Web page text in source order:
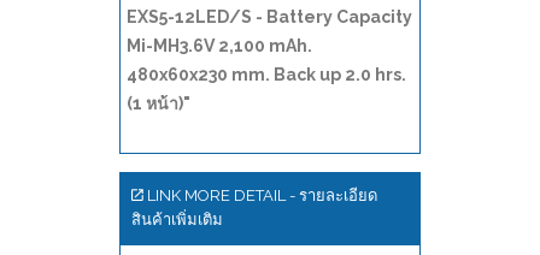
EXS5-12LED/S - Battery Capacity
Mi-MH3.6V 2,100 mAh.
480x60x230 mm. Back up 2.0 hrs.
(1 หน้า)"
LINK MORE DETAIL - รายละเอียด
สินค้าเพิ่มเติม